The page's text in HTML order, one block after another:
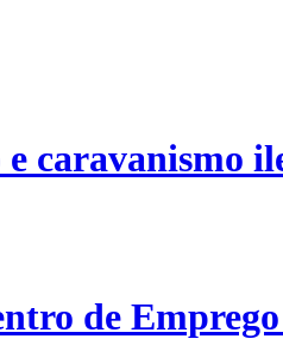
caravanismo
de